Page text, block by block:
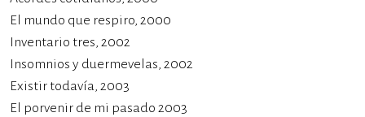
El mundo que respiro, 2000
Inventario tres, 2002
Insomnios y duermevelas, 2002
Existir todavía, 2003
El porvenir de mi pasado 2003